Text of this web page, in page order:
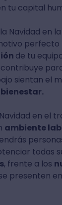
tu capital
Navidad en
perfecto
de tu
sientan el
en el
ambiente
todas
, frente a los
presenten